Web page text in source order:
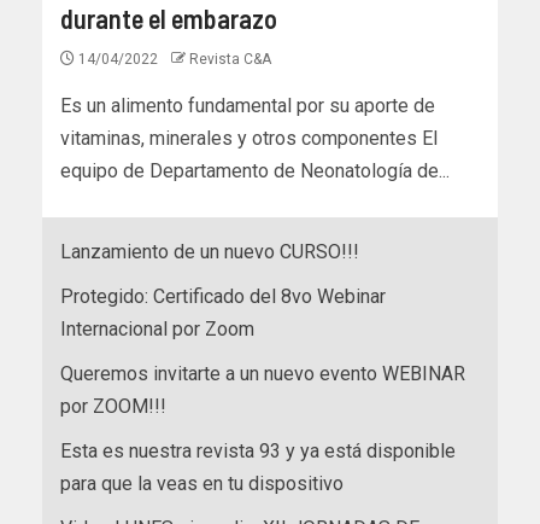
durante el embarazo
14/04/2022 Revista C&A
Es un alimento fundamental por su aporte de
vitaminas, minerales y otros componentes El
equipo de Departamento de Neonatología de...
Lanzamiento de un nuevo CURSO!!!
Protegido: Certificado del 8vo Webinar
Internacional por Zoom
Queremos invitarte a un nuevo evento WEBINAR
por ZOOM!!!
Esta es nuestra revista 93 y ya está disponible
para que la veas en tu dispositivo